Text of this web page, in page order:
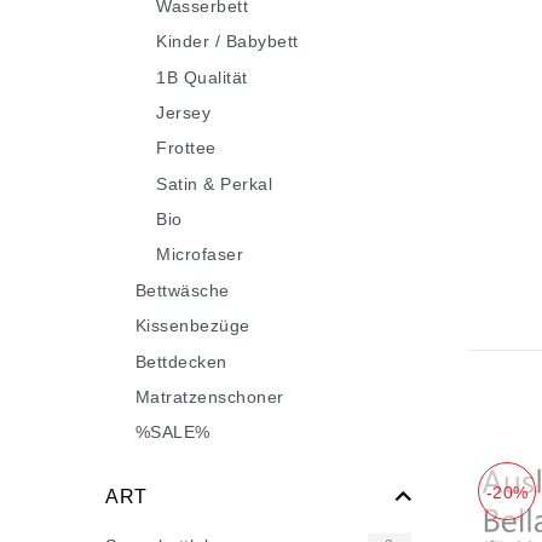
Wasserbett
Kinder / Babybett
1B Qualität
Jersey
Frottee
Satin & Perkal
Bio
Microfaser
Bettwäsche
Kissenbezüge
Bettdecken
Matratzenschoner
%SALE%
ART -20%